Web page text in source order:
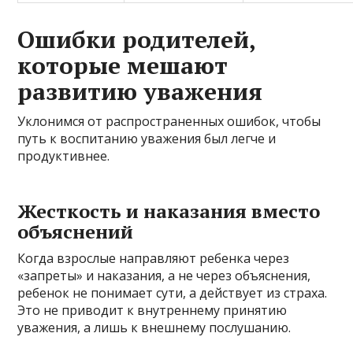
Ошибки родителей,
которые мешают
развитию уважения
Уклонимся от распространенных ошибок, чтобы
путь к воспитанию уважения был легче и
продуктивнее.
Жесткость и наказания вместо
объяснений
Когда взрослые направляют ребенка через
«запреты» и наказания, а не через объяснения,
ребенок не понимает сути, а действует из страха.
Это не приводит к внутреннему принятию
уважения, а лишь к внешнему послушанию.